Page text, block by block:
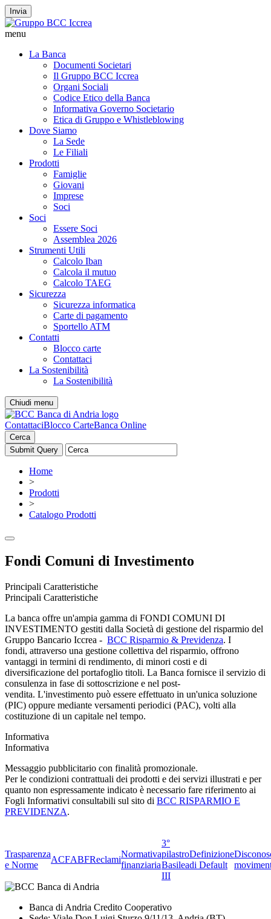
Invia
menu
La Banca
Documenti Societari
Il Gruppo BCC Iccrea
Organi Sociali
Codice Etico della Banca
Informativa Governo Societario
Etica di Gruppo e Whistleblowing
Dove Siamo
La Sede
Le Filiali
Prodotti
Famiglie
Giovani
Imprese
Soci
Soci
Essere Soci
Assemblea 2026
Strumenti Utili
Calcolo Iban
Calcola il mutuo
Calcolo TAEG
Sicurezza
Sicurezza informatica
Carte di pagamento
Sportello ATM
Contatti
Blocco carte
Contattaci
La Sostenibilità
La Sostenibilità
Chiudi menu
ContattaciBlocco CarteBanca Online
Cerca
Home
>
Prodotti
>
Catalogo Prodotti
Fondi Comuni di Investimento
Principali Caratteristiche
Principali Caratteristiche
La banca offre un'ampia gamma di FONDI COMUNI DI
INVESTIMENTO gestiti dalla Società di gestione del risparmio del
Gruppo Bancario Iccrea - BCC Risparmio & Previdenza. I
fondi, attraverso una gestione collettiva del risparmio, offrono
vantaggi in termini di rendimento, di minori costi e di
diversificazione del portafoglio titoli. La Banca fornisce il servizio di
consulenza in fase di sottoscrizione e nel post-
vendita. L'investimento può essere effettuato in un'unica soluzione
(PIC) oppure mediante versamenti periodici (PAC), volti alla
costituzione di un capitale nel tempo.
Informativa
Informativa
Messaggio pubblicitario con finalità promozionale.
Per le condizioni contrattuali dei prodotti e dei servizi illustrati e per
quanto non espressamente indicato è necessario fare riferimento ai
Fogli Informativi consultabili sul sito di BCC RISPARMIO E
PREVIDENZA.
Trasparenza
e Norme
ACFABFReclami
Normativa
finanziaria
3°
pilastro
Basilea
III
Definizione
di Default
Banca di Andria Credito Cooperativo